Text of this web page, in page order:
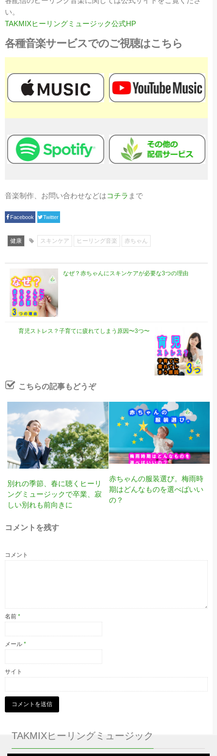
い。
TAKMIXヒーリングミュージック公式HP
各種音楽サービスでのご視聴はこちら
音楽制作、お問い合わせなどはコチラ まで
Facebook Twitter
健康 スキンケア ヒーリング音楽 赤ちゃん
なぜ？赤ちゃんにスキンケアが必要な3つの理由
育児ストレス？子育てに疲れてしまう原因〜3つ〜
こちらの記事もどうぞ
別れの季節、春に聴くヒーリ
ングミュージックで卒業、寂
しい別れも前向きに
赤ちゃんの服装選び。梅雨時
期はどんなものを選べばいい
の？
コメントを残す
コメント
名前 *
メール *
サイト
TAKMIXヒーリングミュージック